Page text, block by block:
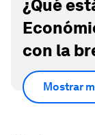
¿Qué
con la
Mostrar